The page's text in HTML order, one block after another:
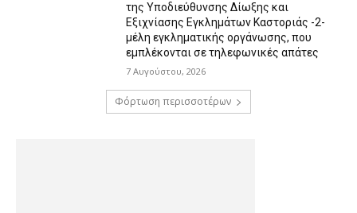
της Υποδιεύθυνσης Δίωξης και
Εξιχνίασης Εγκλημάτων Καστοριάς -2-
μέλη εγκληματικής οργάνωσης, που
εμπλέκονται σε τηλεφωνικές απάτες
7 Αυγούστου, 2026
Φόρτωση περισσοτέρων